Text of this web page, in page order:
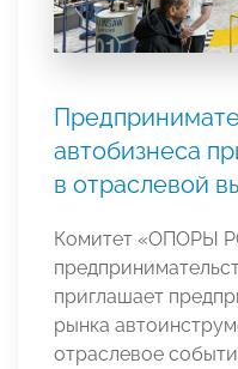
автобизнеса
в отраслевой
Комитет «ОПОРЫ
приглашает
рынка
отраслевое